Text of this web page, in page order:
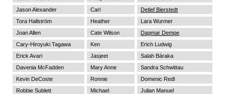
Jason Alexander
Carl
Detlef Bierstedt
Tora Hallström
Heather
Lara Wurmer
Joan Allen
Cate Wilson
Dagmar Dempe
Cary-Hiroyuki Tagawa
Ken
Erich Ludwig
Erick Avari
Jasjeet
Salah Báraka
Davenia McFadden
Mary Anne
Sandra Schwittau
Kevin DeCoste
Ronnie
Domenic Redl
Robbie Sublett
Michael Julian Manuel